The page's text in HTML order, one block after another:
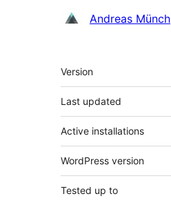
Andreas Münch
Meta
Version
Last updated
Active installations
WordPress version
Tested up to